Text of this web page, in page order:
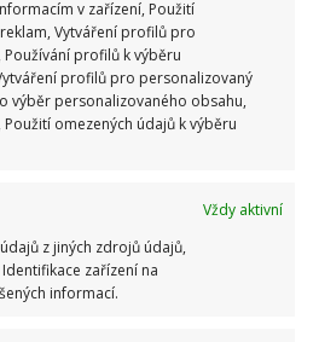
v zařízení, Použití
Vytváření profilů pro
profilů k výběru
profilů pro personalizovaný
výběr personalizovaného obsahu,
omezených údajů k výběru
Vždy aktivní
z jiných zdrojů údajů,
zařízení na
informací.